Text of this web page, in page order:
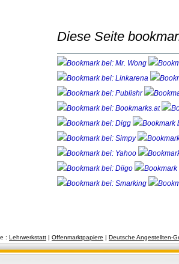
Diese Seite
: Lehrwerkstatt | Offenmarktpapiere | Deutsche Angestellten-